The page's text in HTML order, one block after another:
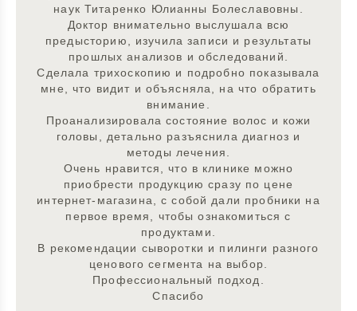
наук Титаренко Юлианны Болеславовны.
Доктор внимательно выслушала всю
предысторию, изучила записи и результаты
прошлых анализов и обследований.
Сделала трихоскопию и подробно показывала
мне, что видит и объясняла, на что обратить
внимание.
Проанализировала состояние волос и кожи
головы, детально разъяснила диагноз и
методы лечения.
Очень нравится, что в клинике можно
приобрести продукцию сразу по цене
интернет-магазина, с собой дали пробники на
первое время, чтобы ознакомиться с
продуктами.
В рекомендации сыворотки и пилинги разного
ценового сегмента на выбор.
Профессиональный подход.
Спасибо